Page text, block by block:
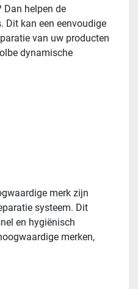
Dan helpen de
Dit kan een eenvoudige
van uw producten
dynamische
merk zijn
systeem. Dit
en hygiënisch
merken,